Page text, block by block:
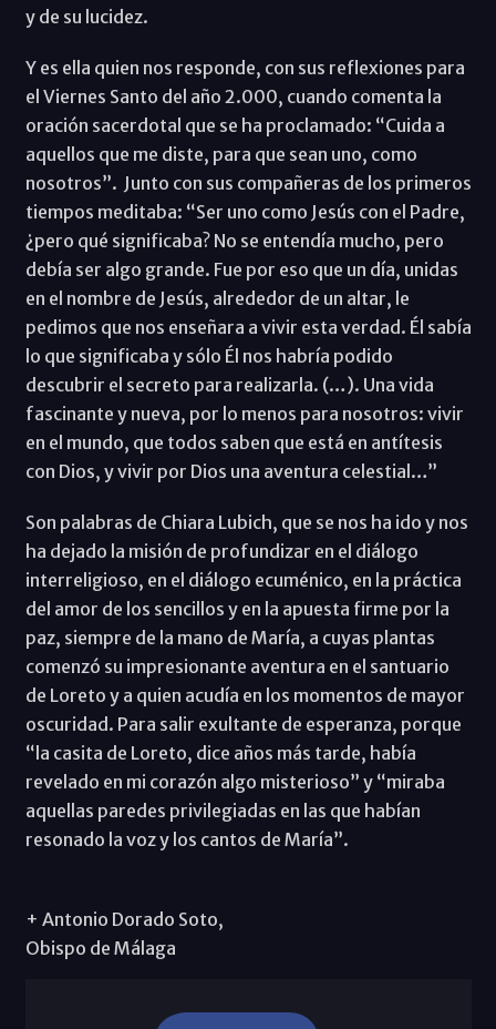
y de su lucidez.
Y es ella quien nos responde, con sus reflexiones para
el Viernes Santo del año 2.000, cuando comenta la
oración sacerdotal que se ha proclamado: “Cuida a
aquellos que me diste, para que sean uno, como
nosotros”. Junto con sus compañeras de los primeros
tiempos meditaba: “Ser uno como Jesús con el Padre,
¿pero qué significaba? No se entendía mucho, pero
debía ser algo grande. Fue por eso que un día, unidas
en el nombre de Jesús, alrededor de un altar, le
pedimos que nos enseñara a vivir esta verdad. Él sabía
lo que significaba y sólo Él nos habría podido
descubrir el secreto para realizarla. (…). Una vida
fascinante y nueva, por lo menos para nosotros: vivir
en el mundo, que todos saben que está en antítesis
con Dios, y vivir por Dios una aventura celestial…”
Son palabras de Chiara Lubich, que se nos ha ido y nos
ha dejado la misión de profundizar en el diálogo
interreligioso, en el diálogo ecuménico, en la práctica
del amor de los sencillos y en la apuesta firme por la
paz, siempre de la mano de María, a cuyas plantas
comenzó su impresionante aventura en el santuario
de Loreto y a quien acudía en los momentos de mayor
oscuridad. Para salir exultante de esperanza, porque
“la casita de Loreto, dice años más tarde, había
revelado en mi corazón algo misterioso” y “miraba
aquellas paredes privilegiadas en las que habían
resonado la voz y los cantos de María”.
+ Antonio Dorado Soto,
Obispo de Málaga